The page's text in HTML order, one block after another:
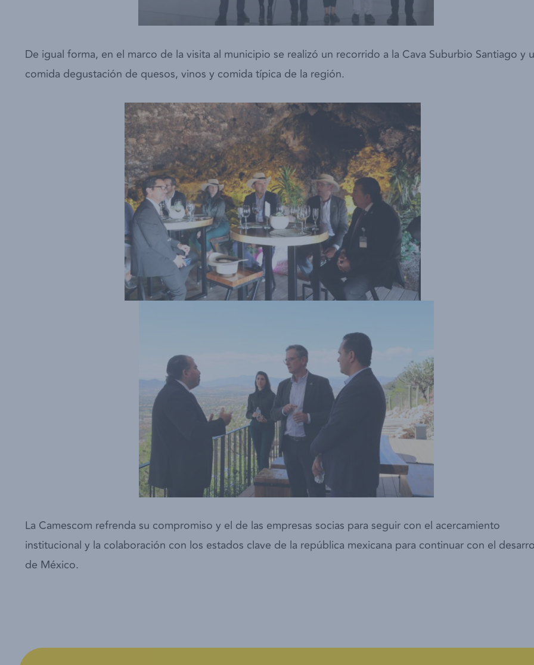
De igual forma, en el marco de la visita al municipio se realizó un recorrido a la Cava Suburbio Santiago y
comida degustación de quesos, vinos y comida típica de la región.
La Camescom refrenda su compromiso y el de las empresas socias para seguir con el acercamiento
institucional y la colaboración con los estados clave de la república mexicana para continuar con el
de México.